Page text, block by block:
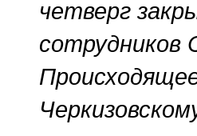
четверг
сотрудников